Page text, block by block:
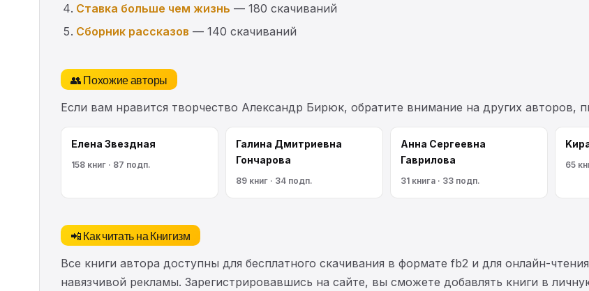
Ставка больше чем жизнь — 180 скачиваний
Сборник рассказов — 140 скачиваний
👥 Похожие авторы
Если вам нравится творчество Александр Бирюк, обратите внимание на других
Елена Звездная
158 книг · 87 подп.
Галина Дмитриевна
Гончарова
89 книг · 34 подп.
Анна Сергеевна
Гаврилова
31 книга · 33 подп.
65
📲 Как читать на Книгизм
Все книги автора доступны для бесплатного скачивания в формате fb2 и для онлайн-
навязчивой рекламы. Зарегистрировавшись на сайте, вы сможете добавлять книги в